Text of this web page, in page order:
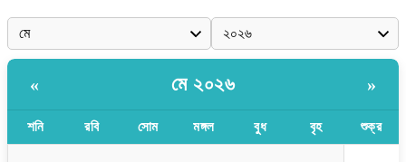
« মে ২০২৬ »
শনি রবি সোম মঙ্গল বুধ বৃহ শুক্র